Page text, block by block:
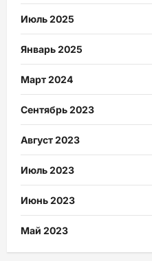
Июль 2025
Январь 2025
Март 2024
Сентябрь 2023
Август 2023
Июль 2023
Июнь 2023
Май 2023